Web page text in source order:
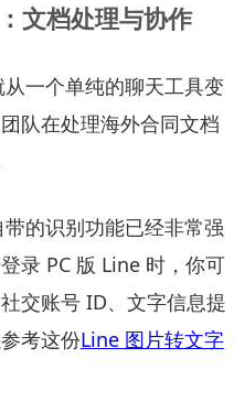
文档处理与协作
一个单纯的聊天工具变
队在处理海外合同文档
的识别功能已经非常强
录 PC 版 Line 时，你可
交账号 ID、文字信息提
考这份Line 图片转文字